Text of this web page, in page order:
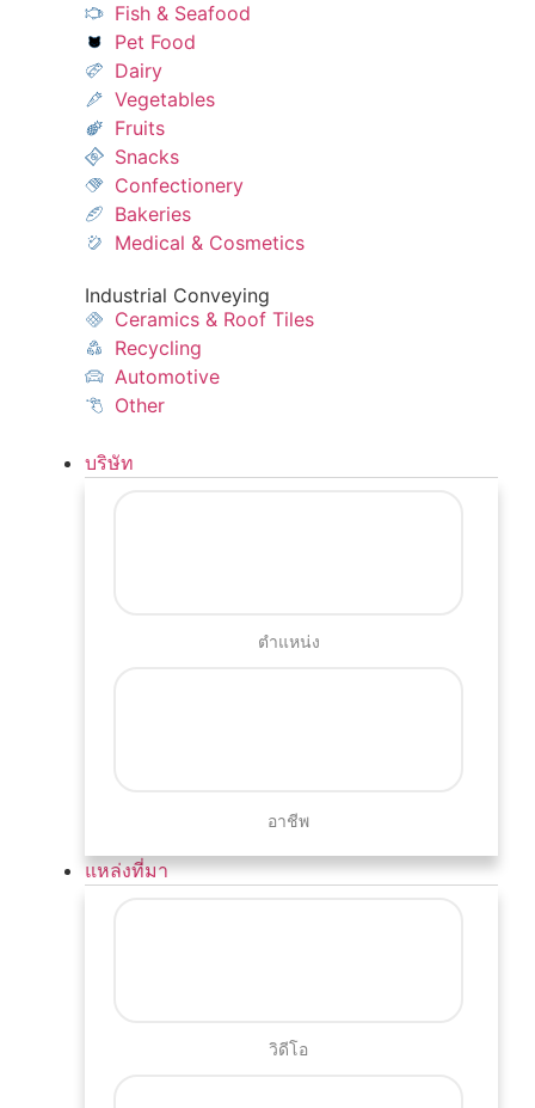
Fish & Seafood
Pet Food
Dairy
Vegetables
Fruits
Snacks
Confectionery
Bakeries
Medical & Cosmetics
Industrial Conveying
Ceramics & Roof Tiles
Recycling
Automotive
Other
บริษัท
ตำแหน่ง
อาชีพ
แหล่งที่มา
วิดีโอ